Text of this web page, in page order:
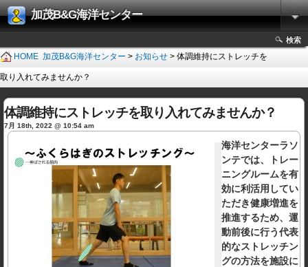
加茂B&G海洋センター
検索
HOME 加茂B&G海洋センター > お知らせ > 体調維持にストレッチを
取り入れてみませんか？
体調維持にストレッチを取り入れてみませんか？
7月 18th, 2022 @ 10:54 am
海洋センターラソ
ンテでは、トレー
ニングルームを有
効に利活用してい
ただき健康増進を
推進するため、運
動前後に行う代表
的なストレッチン
グの方法を施設に